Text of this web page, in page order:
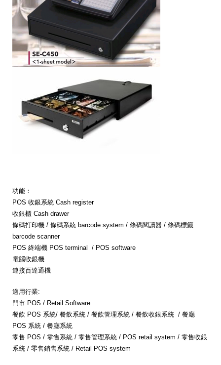
功能：
POS 收銀系統 Cash register
收銀櫃 Cash drawer
條碼打印機 / 條碼系統 barcode system / 條碼閱讀器 / 條碼標籤
barcode scanner
POS 終端機 POS terminal / POS software
電腦收銀機
連接百達通機
適用行業:
門市 POS / Retail Software
餐飲 POS 系統/ 餐飲系統 / 餐飲管理系統 / 餐飲收銀系統 / 餐廳
POS 系統 / 餐廳系統
零售 POS / 零售系統 / 零售管理系統 / POS retail system / 零售收銀
系統 / 零售銷售系統 / Retail POS system